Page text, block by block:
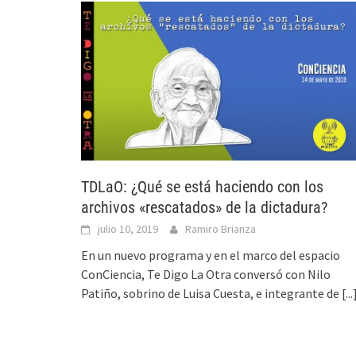
TDLaO: ¿Qué se está haciendo con los
archivos «rescatados» de la dictadura?
julio 10, 2019 Ramiro Brianza
En un nuevo programa y en el marco del espacio
ConCiencia, Te Digo La Otra conversó con Nilo
Patiño, sobrino de Luisa Cuesta, e integrante de